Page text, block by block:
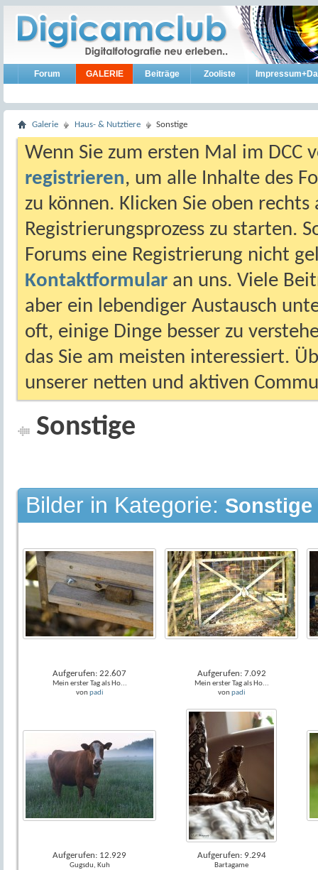
Forum GALERIE Beiträge Zooliste
Galerie Haus- & Nutztiere Sonstige
Wenn Sie zum ersten Mal im DCC
registrieren, um alle Inhalte des
zu können. Klicken Sie oben
Registrierungsprozess zu starten.
Forums eine Registrierung nicht
Kontaktformular an uns. Viele
aber ein lebendiger Austausch
oft, einige Dinge besser zu
das Sie am meisten interessiert.
unserer netten und aktiven
Sonstige
Bilder in Kategorie: Sonstige
Aufgerufen: 22.607
Mein erster Tag als Ho...
von padi
Aufgerufen: 7.092
Mein erster Tag als Ho...
von padi
Aufgerufen: 12.929
Gugsdu, Kuh
Aufgerufen: 9.294
Bartagame